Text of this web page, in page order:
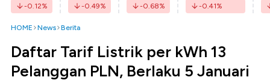
-0.12% -0.49% -0.68% -0.41%
HOME News Berita
Daftar Tarif Listrik per kWh 13
Pelanggan PLN, Berlaku 5 Januari